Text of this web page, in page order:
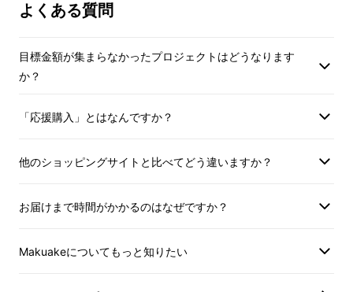
抱っこ具として使用する場合、首すわり後（約
に対応します。
「しっかり抱っこ」などシーンに合わせて使い
め、お出かけ時の荷物が少なくすみます。
（2-2）耐荷重15kg、3歳児までの
よくある質問
目標金額が集まらなかったプロジェクトはどうなります
か？
「応援購入」とはなんですか？
他のショッピングサイトと比べてどう違いますか？
お届けまで時間がかかるのはなぜですか？
Makuakeについてもっと知りたい